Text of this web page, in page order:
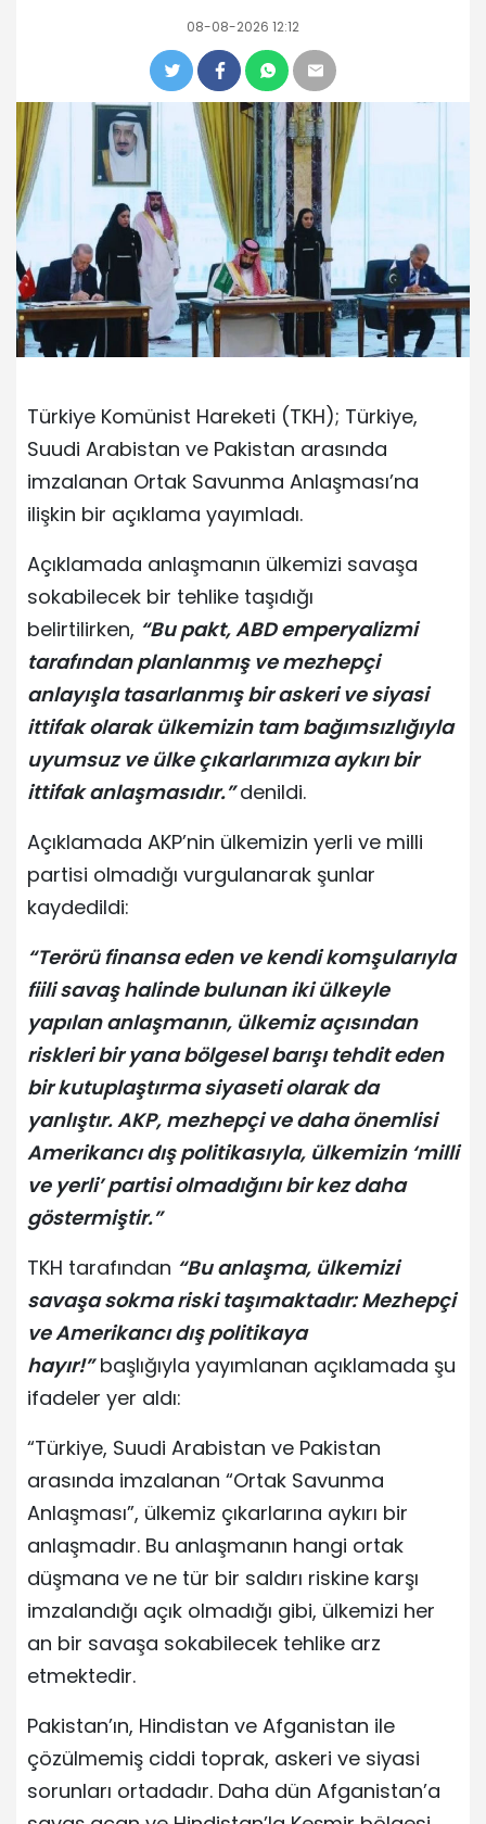
08-08-2026 12:12
Türkiye Komünist Hareketi (TKH); Türkiye,
Suudi Arabistan ve Pakistan arasında
imzalanan Ortak Savunma Anlaşması’na
ilişkin bir açıklama yayımladı.
Açıklamada anlaşmanın ülkemizi savaşa
sokabilecek bir tehlike taşıdığı
belirtilirken, “Bu pakt, ABD emperyalizmi
tarafından planlanmış ve mezhepçi
anlayışla tasarlanmış bir askeri ve siyasi
ittifak olarak ülkemizin tam bağımsızlığıyla
uyumsuz ve ülke çıkarlarımıza aykırı bir
ittifak anlaşmasıdır.” denildi.
Açıklamada AKP’nin ülkemizin yerli ve milli
partisi olmadığı vurgulanarak şunlar
kaydedildi:
“Terörü finansa eden ve kendi komşularıyla
fiili savaş halinde bulunan iki ülkeyle
yapılan anlaşmanın, ülkemiz açısından
riskleri bir yana bölgesel barışı tehdit eden
bir kutuplaştırma siyaseti olarak da
yanlıştır. AKP, mezhepçi ve daha önemlisi
Amerikancı dış politikasıyla, ülkemizin ‘milli
ve yerli’ partisi olmadığını bir kez daha
göstermiştir.”
TKH tarafından “Bu anlaşma, ülkemizi
savaşa sokma riski taşımaktadır: Mezhepçi
ve Amerikancı dış politikaya
hayır!”başlığıyla yayımlanan açıklamada şu
ifadeler yer aldı:
“Türkiye, Suudi Arabistan ve Pakistan
arasında imzalanan “Ortak Savunma
Anlaşması”, ülkemiz çıkarlarına aykırı bir
anlaşmadır. Bu anlaşmanın hangi ortak
düşmana ve ne tür bir saldırı riskine karşı
imzalandığı açık olmadığı gibi, ülkemizi her
an bir savaşa sokabilecek tehlike arz
etmektedir.
Pakistan’ın, Hindistan ve Afganistan ile
çözülmemiş ciddi toprak, askeri ve siyasi
sorunları ortadadır. Daha dün Afganistan’a